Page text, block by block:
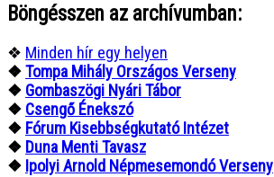
Böngésszen az archívumban:
❖ Minden hír egy helyen
❖Tompa Mihály Országos Verseny
❖ Gombaszögi Nyári Tábor
❖ Csengő Énekszó
❖ Fórum Kisebbségkutató Intézet
❖ Duna Menti Tavasz
❖ Ipolyi Arnold Népmesemondó Verseny